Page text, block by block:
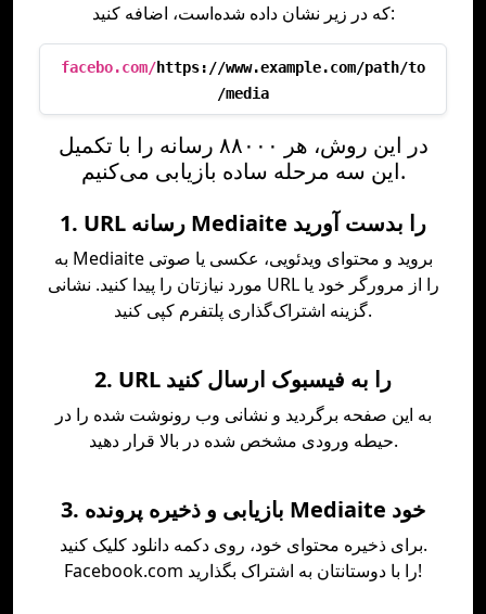
که در زیر نشان داده شده‌است، اضافه کنید:
facebo.com/https://www.example.com/path/to
/media
در این روش، هر ۸۸۰۰۰ رسانه را با تکمیل
این سه مرحله ساده بازیابی می‌کنیم.
1. URL رسانه Mediaite را بدست آورید
به Mediaite بروید و محتوای ویدئویی، عکسی یا صوتی
مورد نیازتان را پیدا کنید. نشانی URL را از مرورگر خود یا
گزینه اشتراک‌گذاری پلتفرم کپی کنید.
2. URL را به فیسبوک ارسال کنید
به این صفحه برگردید و نشانی وب رونوشت شده را در
حیطه ورودی مشخص شده در بالا قرار دهید.
3. بازیابی و ذخیره پرونده Mediaite خود
برای ذخیره محتوای خود، روی دکمه دانلود کلیک کنید.
Facebook.com را با دوستانتان به اشتراک بگذارید!